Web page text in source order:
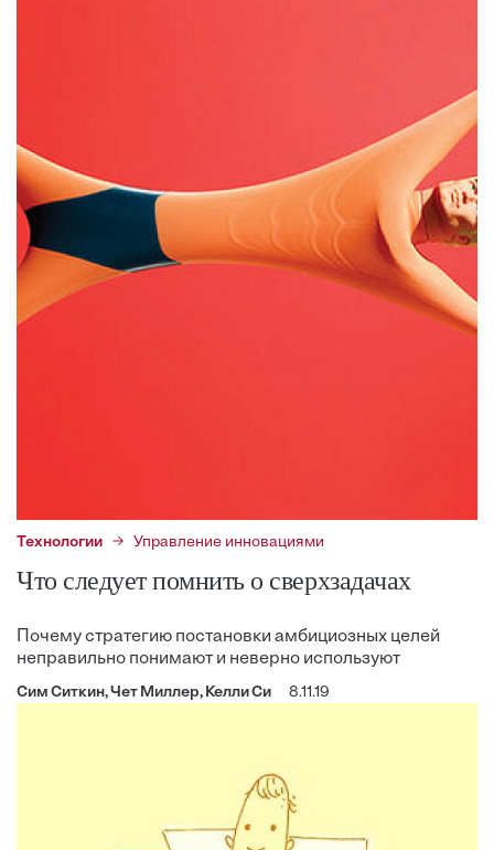
Технологии Управление инновациями
Что следует помнить о сверхзадачах
Почему стратегию постановки амбициозных целей
неправильно понимают и неверно используют
Сим Ситкин, Чет Миллер, Келли Си 8.11.19